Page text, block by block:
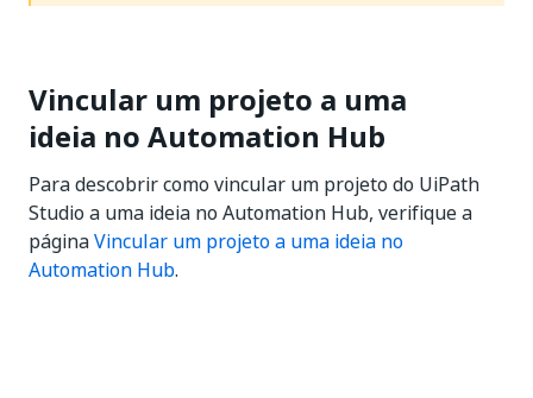
Vincular um projeto a uma
ideia no Automation Hub
Para descobrir como vincular um projeto do UiPath
Studio a uma ideia no Automation Hub, verifique a
páginaVincular um projeto a uma ideia no
Automation Hub.